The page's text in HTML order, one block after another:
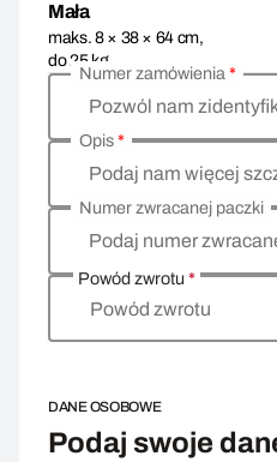
Mała
maks. 8 × 38 × 64 cm,
do 25 kg
Pozwól nam
Numer zamówienia*
Opis*
Podaj numer
Numer zwracanej paczki
Powód zwrotu*
Powód zwrotu
DANE OSOBOWE
Podaj swoje